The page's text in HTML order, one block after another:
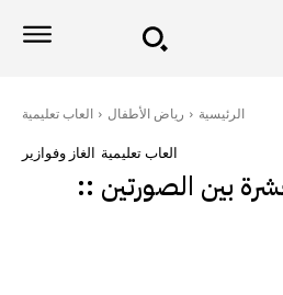
الرئيسية رياض الأطفال العاب تعليمية
العاب تعليمية الغاز وفوازير
بين الصورتين ::